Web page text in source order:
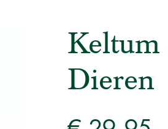
Keltum
Dieren